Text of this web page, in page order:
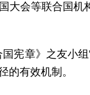
大会等联合国
宪章》之友小
的有效机制。